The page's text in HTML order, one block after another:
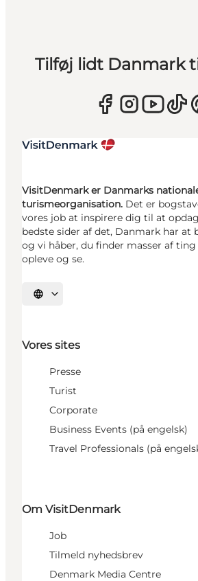
Tilføj lidt Danmark
VisitDenmark er Danmarks
turismeorganisation. Det er
vores job at inspirere dig til at
bedste sider af det, Danmark har at
og vi håber, du finder masser af ting
opleve og se.
Vælg sprog
Vores sites
Presse
Turist
Corporate
Business Events (på engelsk)
Travel Professionals (på
Om VisitDenmark
Job
Tilmeld nyhedsbrev
Denmark Media Centre